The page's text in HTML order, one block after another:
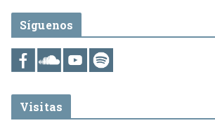
Síguenos
Visitas